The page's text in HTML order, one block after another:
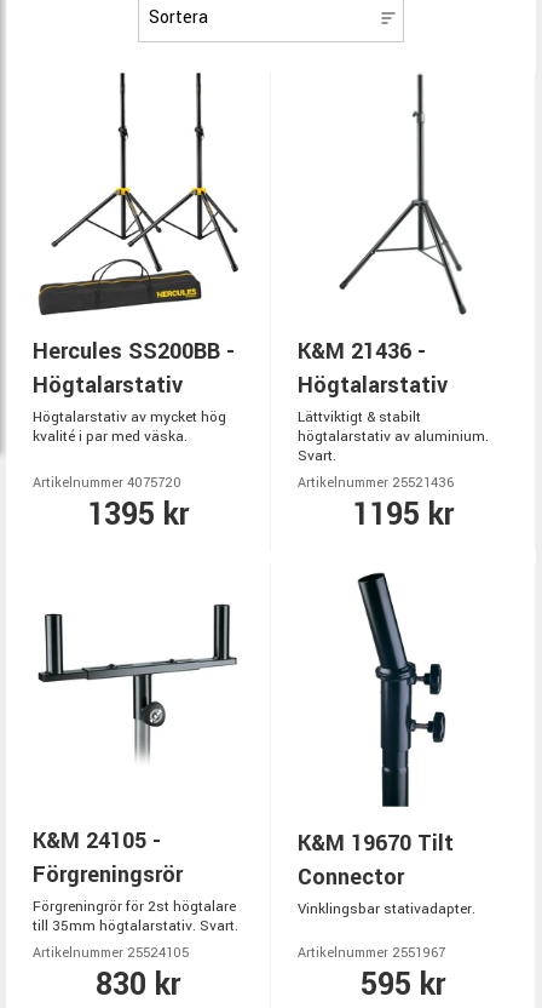
Hercules SS200BB -
Högtalarstativ
Högtalarstativ av mycket hög
kvalité i par med väska.
Artikelnummer 4075720
1395 kr
K&M 21436 -
Högtalarstativ
Lättviktigt & stabilt
högtalarstativ av aluminium.
Svart.
Artikelnummer 25521436
1195 kr
K&M 24105 -
Förgreningsrör
Förgreningrör för 2st högtalare
till 35mm högtalarstativ. Svart.
Artikelnummer 25524105
830 kr
K&M 19670 Tilt
Connector
Vinklingsbar stativadapter.
Artikelnummer 2551967
595 kr